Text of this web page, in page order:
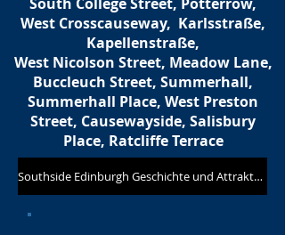
West Crosscauseway, Karlsstraße,
Kapellenstraße,
West Nicolson Street, Meadow Lane,
Buccleuch Street, Summerhall,
Summerhall Place, West Preston
Street, Causewayside, Salisbury
Place, Ratcliffe Terrace
Southside Edinburgh Geschichte und Attraktionen